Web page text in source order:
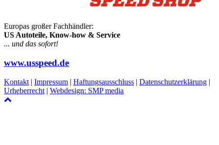
Europas großer Fachhändler:
US Autoteile, Know-how & Service
... und das sofort!
www.usspeed.de
Kontakt | Impressum | Haftungsausschluss | Datenschutzerklärung |
Urheberrecht | Webdesign: SMP media